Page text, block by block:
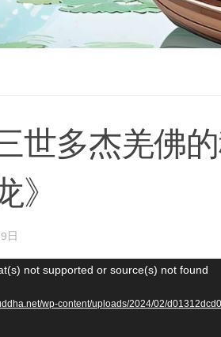
世多杰羌佛
》
日
not supported or source(s) not found
wp-content/uploads/2024/02/